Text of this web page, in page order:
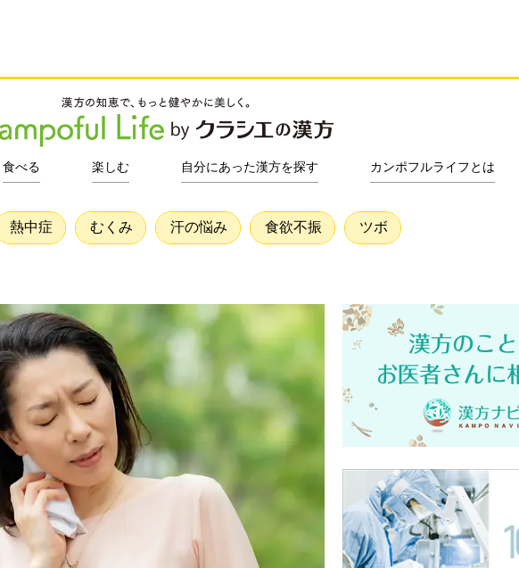
食べる 楽しむ 自分にあった漢方を探す カンポフルライフとは
熱中症 むくみ 汗の悩み 食欲不振 ツボ